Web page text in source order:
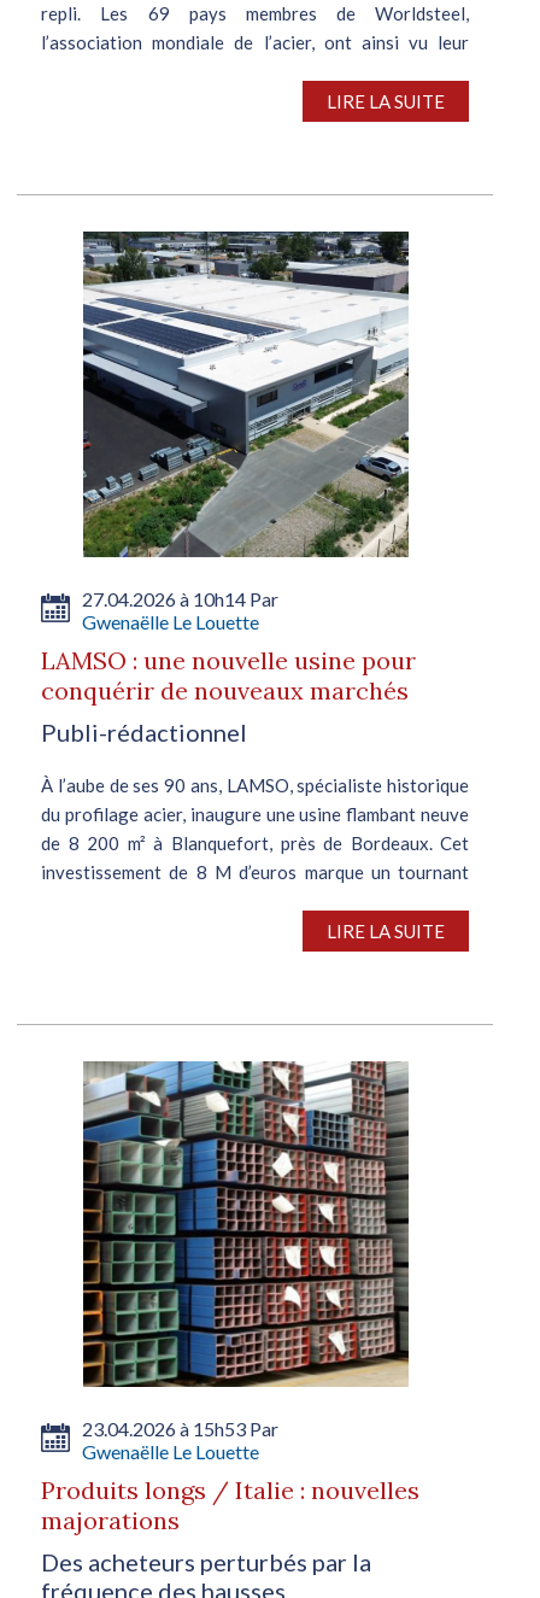
repli. Les 69 pays membres de Worldsteel,
l’association mondiale de l’acier, ont ainsi vu leur
LIRE LA SUITE
27.04.2026 à 10h14 Par
Gwenaëlle Le Louette
LAMSO : une nouvelle usine pour
conquérir de nouveaux marchés
Publi-rédactionnel
À l’aube de ses 90 ans, LAMSO, spécialiste historique
du profilage acier, inaugure une usine flambant neuve
de 8 200 m² à Blanquefort, près de Bordeaux. Cet
investissement de 8 M d’euros marque un tournant
LIRE LA SUITE
23.04.2026 à 15h53 Par
Gwenaëlle Le Louette
Produits longs / Italie : nouvelles
majorations
Des acheteurs perturbés par la
fréquence des hausses